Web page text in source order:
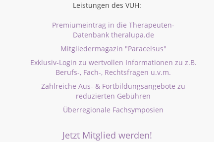
Leistungen des VUH:
Premiumeintrag in die Therapeuten-
Datenbank theralupa.de
Mitgliedermagazin "Paracelsus"
Exklusiv-Login zu wertvollen Informationen zu z.B.
Berufs-, Fach-, Rechtsfragen u.v.m.
Zahlreiche Aus- & Fortbildungsangebote zu
reduzierten Gebühren
Überregionale Fachsymposien
Jetzt Mitglied werden!